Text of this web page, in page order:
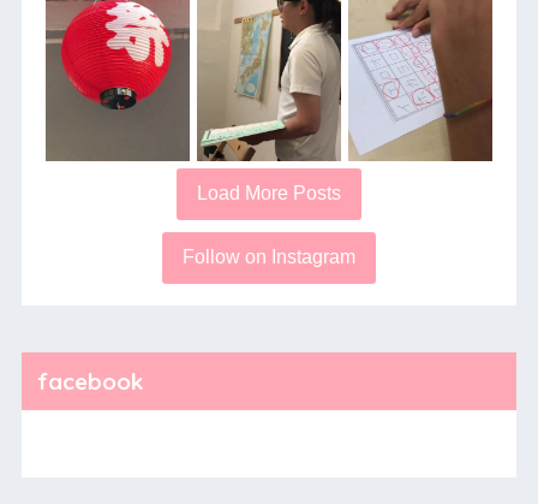
Load More Posts
Follow on Instagram
facebook